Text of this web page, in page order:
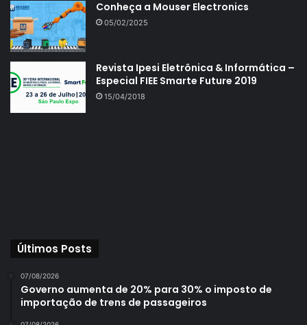
Conheça a Mouser Electronics
05/02/2025
Revista Ipesi Eletrônica & Informática –
Especial FIEE Smarte Future 2019
15/04/2018
Últimos Posts
07/08/2026
Governo aumenta de 20% para 30% o imposto de
importação de trens de passageiros